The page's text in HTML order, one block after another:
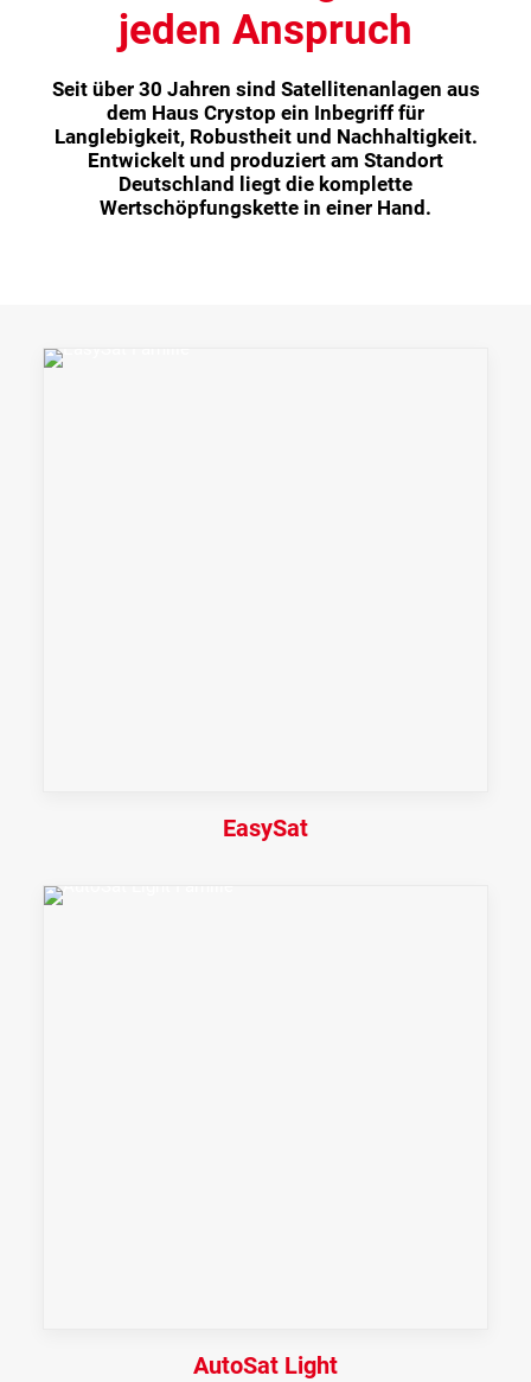
jeden Anspruch
Seit über 30 Jahren sind Satellitenanlagen aus
dem Haus Crystop ein Inbegriff für
Langlebigkeit, Robustheit und Nachhaltigkeit.
Entwickelt und produziert am Standort
Deutschland liegt die komplette
Wertschöpfungskette in einer Hand.
EasySat
AutoSat Light